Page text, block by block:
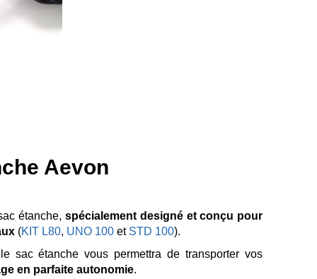
Aevon
étanche, spécialement designé et conçu pour
(KIT L80, UNO 100et STD 100).
sac étanche vous permettra de transporter vos
en parfaite autonomie.